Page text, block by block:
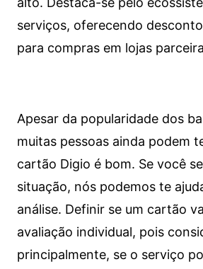
serviços, oferecendo
para compras em lojas
Apesar da popularidade dos
muitas pessoas ainda podem
cartão Digio é bom. Se você
situação, nós podemos te
análise. Definir se um cartão
avaliação individual, pois
principalmente, se o serviço